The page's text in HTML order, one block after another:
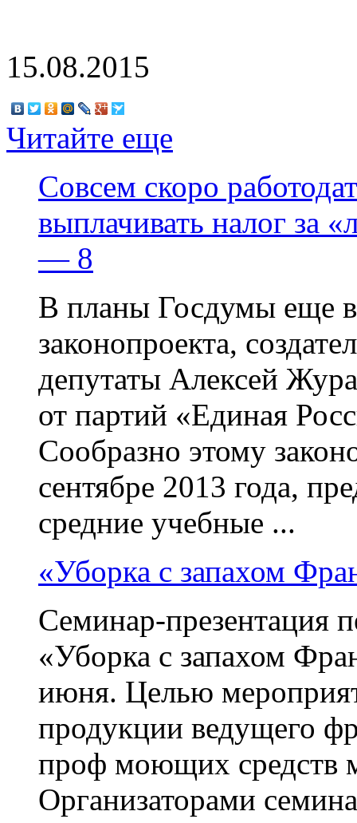
15.08.2015
Читайте еще
Совсем скоро
выплачивать налог за
— 8
В планы Госдумы еще
законопроекта,
депутаты Алексей
от партий «Единая
Сообразно этому
сентябре 2013 года,
средние учебные ...
«Уборка с запахом
Семинар-презентация
«Уборка с запахом
июня. Целью
продукции ведущего
проф моющих средств
Организаторами